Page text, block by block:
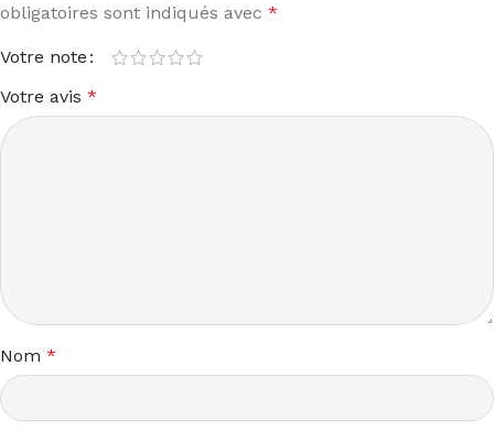
obligatoires sont indiqués avec *
Votre note
Votre avis *
Nom *